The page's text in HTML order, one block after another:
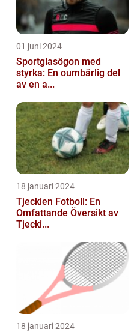
01 juni 2024
Sportglasögon med
styrka: En oumbärlig del
av en a...
18 januari 2024
Tjeckien Fotboll: En
Omfattande Översikt av
Tjecki...
18 januari 2024